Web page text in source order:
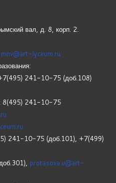
вал, д. 8, корп. 2.
mnv@art-lyceum.ru
241-10-75 (доб.108)
8(495) 241-10-75
241-10-75 (доб.101), +7(499)
protasova.u@art-